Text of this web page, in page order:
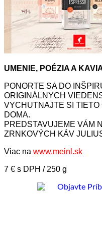
UMENIE, POÉZIA A
PONORTE SA DO
ORIGINÁLNYCH
VYCHUTNAJTE SI
DOMA.
PREDSTAVUJEME VÁM
ZRNKOVÝCH KÁV
Viac na www.meinl.sk
7 € s DPH / 250 g